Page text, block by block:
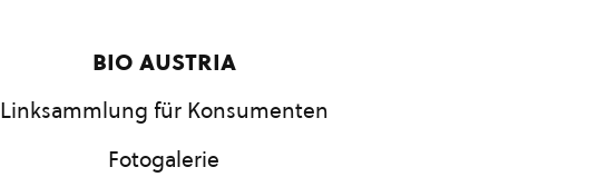
bio austria
Linksammlung für Konsumenten
Fotogalerie